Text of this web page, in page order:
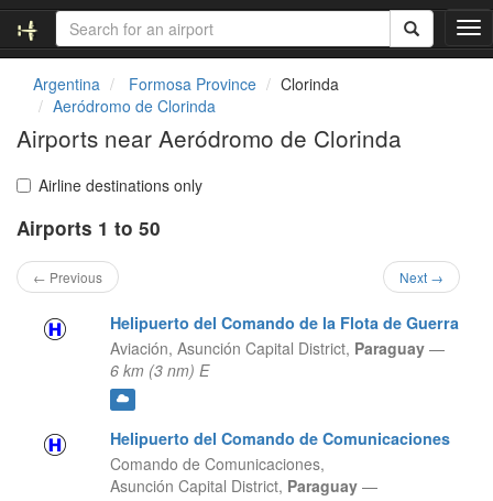
T
o
Argentina Formosa Province
Clorinda
Aeródromo de Clorinda
Airports near Aeródromo de Clorinda
Airline destinations only
Airports 1 to 50
← Previous Next →
Helipuerto del Comando de la Flota de Guerra
Aviación, Asunción Capital District, Paraguay —
6 km (3 nm) E
Helipuerto del Comando de Comunicaciones
Comando de Comunicaciones,
Asunción Capital District, Paraguay —